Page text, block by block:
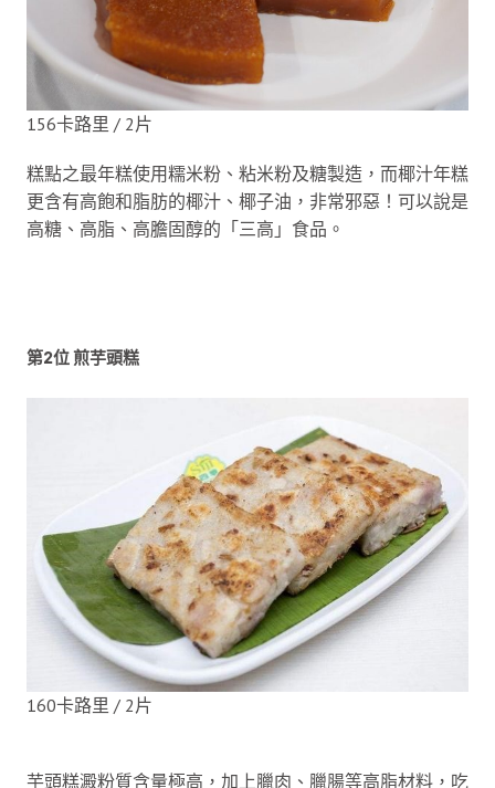
156卡路里 / 2片
糕點之最年糕使用糯米粉、粘米粉及糖製造，而椰汁年糕
更含有高飽和脂肪的椰汁、椰子油，非常邪惡！可以說是
高糖、高脂、高膽固醇的「三高」食品。
第2位 煎芋頭糕
160卡路里 / 2片
芋頭糕澱粉質含量極高，加上臘肉、臘腸等高脂材料，吃